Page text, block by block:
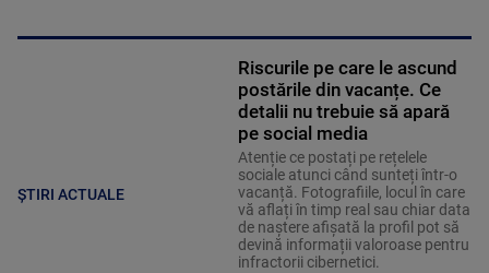
ȘTIRI ACTUALE
Riscurile pe care le ascund
postările din vacanțe. Ce
detalii nu trebuie să apară
pe social media
Atenție ce postați pe rețelele
sociale atunci când sunteți într-o
vacanță. Fotografiile, locul în care
vă aflați în timp real sau chiar data
de naștere afișată la profil pot să
devină informații valoroase pentru
infractorii cibernetici.